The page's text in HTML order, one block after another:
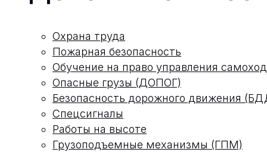
Охрана труда
Пожарная безопасность
Обучение на право управления
Опасные грузы (ДОПОГ)
Безопасность дорожного движения
Спецсигналы
Работы на высоте
Грузоподъемные механизмы (ГПМ)